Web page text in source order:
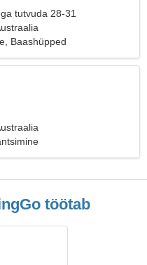
tutvuda 28-31
Baashüpped
töötab